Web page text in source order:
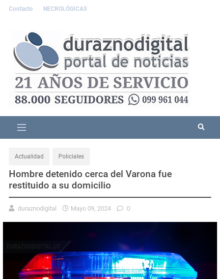
Contacto NECROLÓGICAS
Actualidad Policiales
Hombre detenido cerca del Varona fue
restituido a su domicilio
duraznodigital Mayo 09, 2024 0